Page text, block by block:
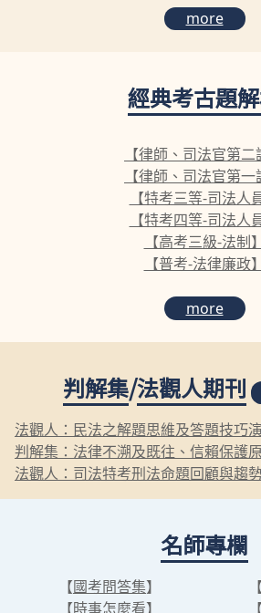
經典考古題
【律師、司法官第二
【律師、司法官第一
【特考三等-司法人
【特考四等-司法人
【高考三級-法制】
【普考-法律廉政】
more
more
判解集/法觀人期刊
法觀人：民法之解題思維及答題技巧
判解集：法律不溯及既往、信賴保護
法觀人：司法特考刑法命題回顧與趨
名師專欄
【國考問答集】 【
【時事怎麼看】 【